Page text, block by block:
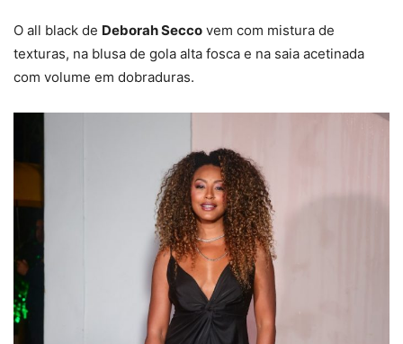
O all black de Deborah Secco vem com mistura de
texturas, na blusa de gola alta fosca e na saia acetinada
com volume em dobraduras.